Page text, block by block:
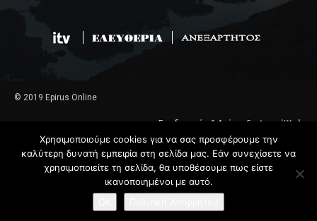
© 2019 Epirus Online
Σχεδιασμός & Ανάπτυξη AngelWeb
Χρησιμοποιούμε cookies για να σας προσφέρουμε την
καλύτερη δυνατή εμπειρία στη σελίδα μας. Εάν συνεχίσετε να
χρησιμοποιείτε τη σελίδα, θα υποθέσουμε πως είστε
ικανοποιημένοι με αυτό.